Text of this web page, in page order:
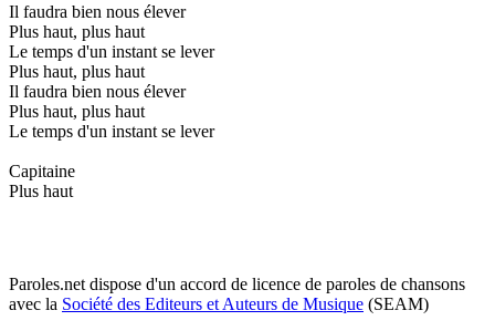
Il faudra bien nous élever
Plus haut, plus haut
Le temps d'un instant se lever
Plus haut, plus haut
Il faudra bien nous élever
Plus haut, plus haut
Le temps d'un instant se lever
Capitaine
Plus haut
Paroles.net dispose d'un accord de licence de paroles de chansons
avec la Société des Editeurs et Auteurs de Musique (SEAM)